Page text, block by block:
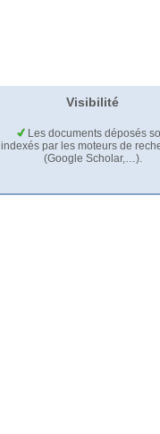
Visibilité
Les documents déposés
indexés par les moteurs de
(Google Scholar,…).